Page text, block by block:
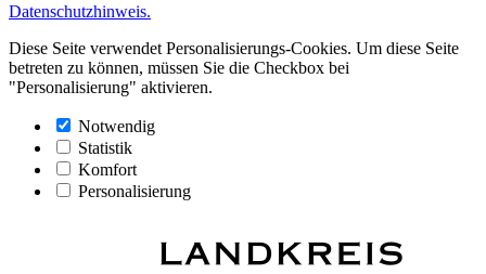
Datenschutzhinweis.
Diese Seite verwendet Personalisierungs-Cookies. Um diese Seite
betreten zu können, müssen Sie die Checkbox bei
"Personalisierung" aktivieren.
Notwendig
Statistik
Komfort
Personalisierung